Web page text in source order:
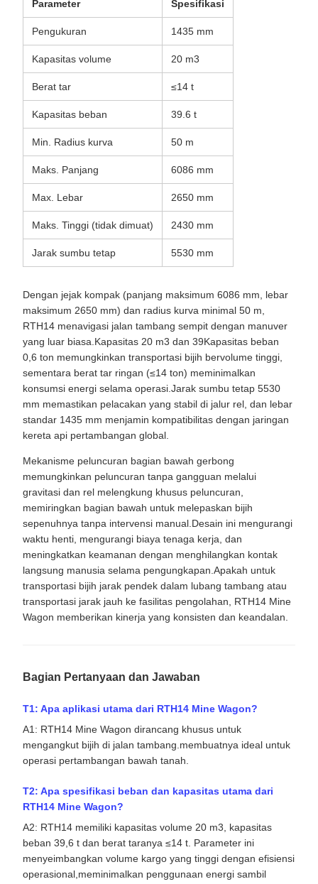
Pengukuran 1435 mm
Kapasitas volume 20 m3
Berat tar ≤14 t
Kapasitas beban 39.6 t
Min. Radius kurva 50 m
Maks. Panjang 6086 mm
Max. Lebar 2650 mm
Maks. Tinggi (tidak dimuat) 2430 mm
Jarak sumbu tetap 5530 mm
Dengan jejak kompak (panjang maksimum 6086 mm, lebar
RTH14 menavigasi jalan tambang sempit dengan manuver
yang luar biasa.Kapasitas 20 m3 dan 39Kapasitas beban
0,6 ton memungkinkan transportasi bijih bervolume tinggi,
sementara berat tar ringan (≤14 ton) meminimalkan
konsumsi energi selama operasi.Jarak sumbu tetap 5530
mm memastikan pelacakan yang stabil di jalur rel, dan lebar
standar 1435 mm menjamin kompatibilitas dengan jaringan
kereta api pertambangan global.
Mekanisme peluncuran bagian bawah gerbong
gravitasi dan rel melengkung khusus peluncuran,
memiringkan bagian bawah untuk melepaskan bijih
sepenuhnya tanpa intervensi manual.Desain ini mengurangi
waktu henti, mengurangi biaya tenaga kerja, dan
meningkatkan keamanan dengan menghilangkan kontak
langsung manusia selama pengungkapan.Apakah untuk
transportasi bijih jarak pendek dalam lubang tambang atau
transportasi jarak jauh ke fasilitas pengolahan, RTH14 Mine
Wagon memberikan kinerja yang konsisten dan keandalan.
T1: Apa aplikasi utama dari RTH14 Mine Wagon?
mengangkut bijih di jalan tambang.membuatnya ideal untuk
operasi pertambangan bawah tanah.
T2: Apa spesifikasi beban dan kapasitas utama dari
A2: RTH14 memiliki kapasitas volume 20 m3, kapasitas
beban 39,6 t dan berat taranya ≤14 t. Parameter ini
menyeimbangkan volume kargo yang tinggi dengan efisiensi
operasional,meminimalkan penggunaan energi sambil
memaksimalkan muatan.